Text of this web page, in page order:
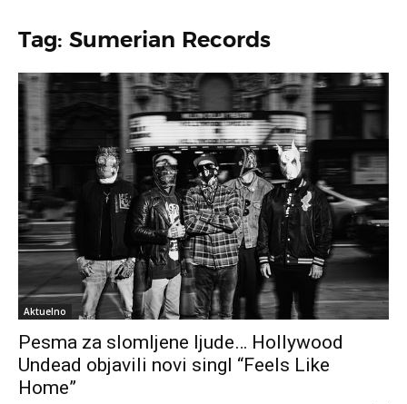
Tag: Sumerian Records
Aktuelno
Pesma za slomljene ljude… Hollywood
Undead objavili novi singl “Feels Like
Home”